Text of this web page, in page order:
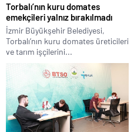
Torbalı’nın kuru domates
emekçileri yalnız bırakılmadı
İzmir Büyükşehir Belediyesi,
Torbalı’nın kuru domates üreticileri
ve tarım işçilerini...